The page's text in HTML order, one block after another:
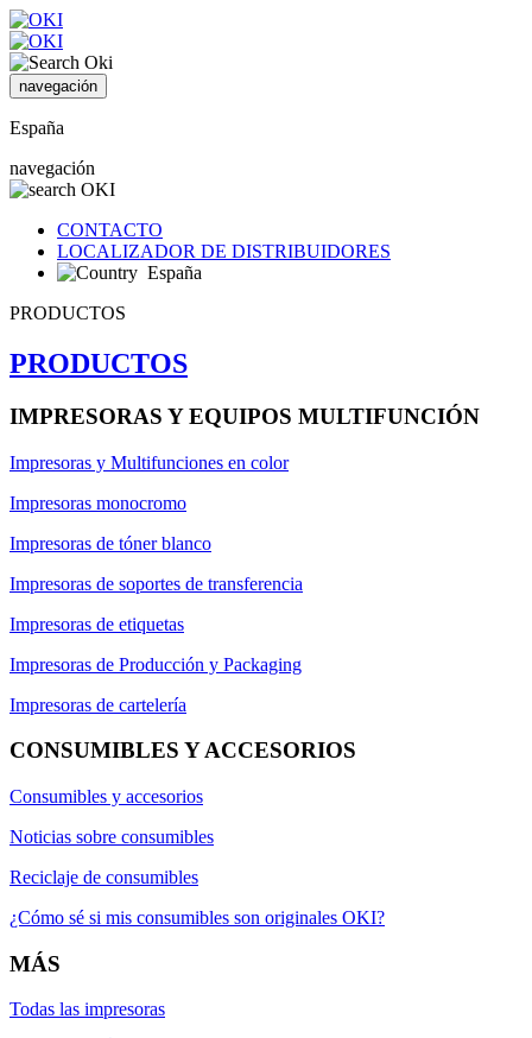
navegación
España
navegación
CONTACTO
LOCALIZADOR DE DISTRIBUIDORES
España
PRODUCTOS
PRODUCTOS
IMPRESORAS Y EQUIPOS MULTIFUNCIÓN
Impresoras y Multifunciones en color
Impresoras monocromo
Impresoras de tóner blanco
Impresoras de soportes de transferencia
Impresoras de etiquetas
Impresoras de Producción y Packaging
Impresoras de cartelería
CONSUMIBLES Y ACCESORIOS
Consumibles y accesorios
Noticias sobre consumibles
Reciclaje de consumibles
¿Cómo sé si mis consumibles son originales OKI?
MÁS
Todas las impresoras